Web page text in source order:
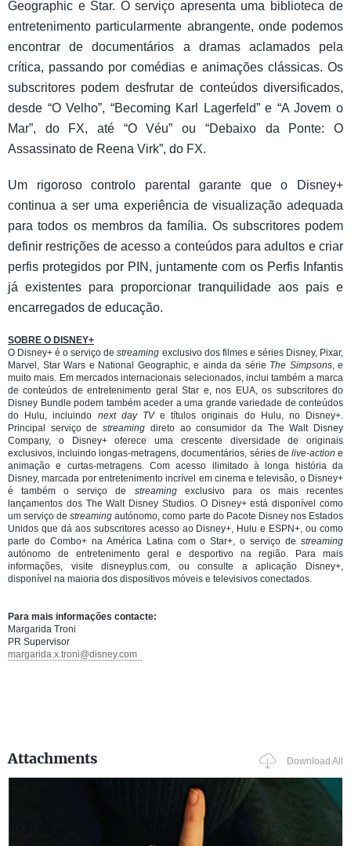
Geographic e Star. O serviço apresenta uma biblioteca de
entretenimento particularmente abrangente, onde podemos
encontrar de documentários a dramas aclamados pela
crítica, passando por comédias e animações clássicas. Os
subscritores podem desfrutar de conteúdos diversificados,
desde “O Velho”, “Becoming Karl Lagerfeld” e “A Jovem o
Mar”, do FX, até “O Véu” ou “Debaixo da Ponte: O
Assassinato de Reena Virk”, do FX.
Um rigoroso controlo parental garante que o Disney+
continua a ser uma experiência de visualização adequada
para todos os membros da família. Os subscritores podem
definir restrições de acesso a conteúdos para adultos e criar
perfis protegidos por PIN, juntamente com os Perfis Infantis
já existentes para proporcionar tranquilidade aos pais e
encarregados de educação.
SOBRE O DISNEY+
O Disney+ é o serviço destreaming exclusivo dos filmes e séries Disney, Pixar,
Marvel, Star Wars e National Geographic, e ainda da série The Simpsons, e
muito mais. Em mercados internacionais selecionados, inclui também a marca
de conteúdos de entretenimento geral Star e, nos EUA, os subscritores do
Disney Bundle podem também aceder a uma grande variedade de conteúdos
do Hulu, incluindo next day TVe títulos originais do Hulu, no Disney+.
Principal serviço destreaming direto ao consumidor da The Walt Disney
Company, o Disney+ oferece uma crescente diversidade de originais
exclusivos, incluindo longas-metragens, documentários, séries de live-action e
animação e curtas-metragens. Com acesso ilimitado à longa história da
Disney, marcada por entretenimento incrível em cinema e televisão, o Disney+
é também o serviço de streaming exclusivo para os mais recentes
lançamentos dos The Walt Disney Studios. O Disney+ está disponível como
um serviço destreamingautónomo, como parte do Pacote Disney nos Estados
Unidos que dá aos subscritores acesso ao Disney+, Hulu e ESPN+, ou como
parte do Combo+ na América Latina com o Star+, o serviço de streaming
autónomo de entretenimento geral e desportivo na região. Para mais
informações, visite disneyplus.com, ou consulte a aplicação Disney+,
disponível na maioria dos dispositivos móveis e televisivos conectados.
Para mais informações contacte:
Margarida Troni
PR Supervisor
margarida.x.troni@disney.com
Attachments Download All